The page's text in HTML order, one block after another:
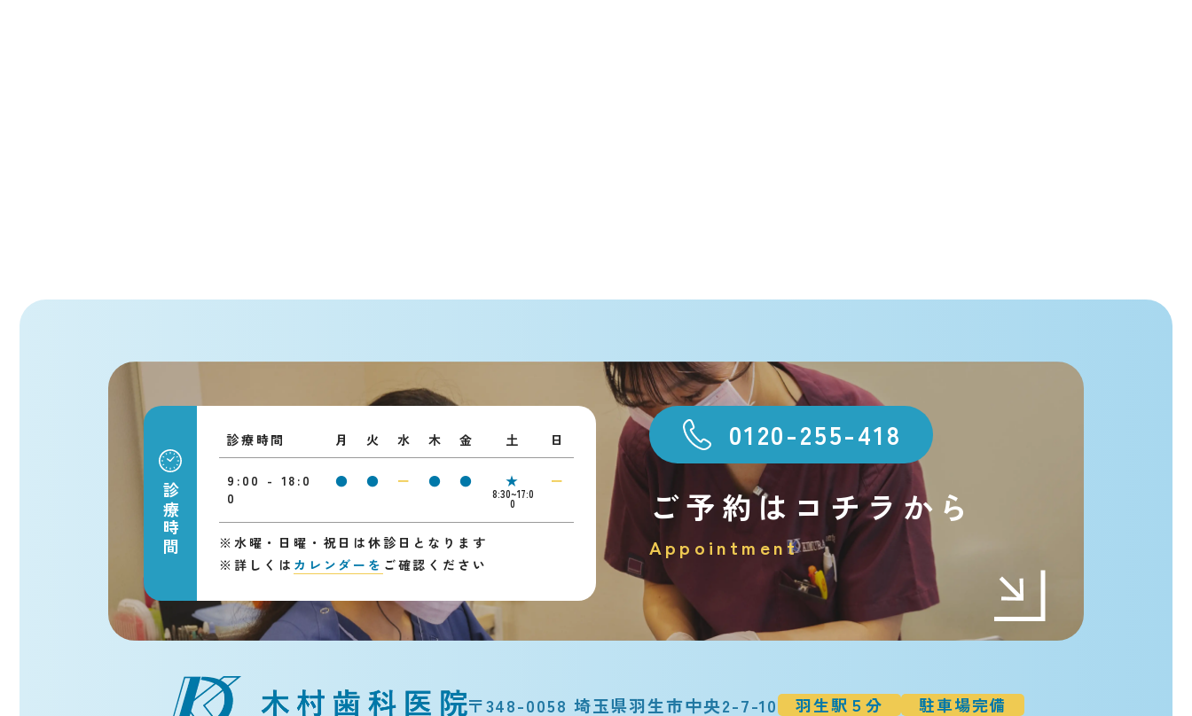
診療時間
診療時間 月 火 水 木 金 土 日
9:00 - 18:0
0
● ● ー ● ● ★
8:30~17:0
0
ー
※ 水曜・日曜・祝日は休診日となります
※ 詳しくは カレンダーを ご確認ください
0120-255-418
ご予約はコチラから
Appointment
〒348-0058 埼玉県羽生市中央2-7-10 羽生駅５分 駐車場完備